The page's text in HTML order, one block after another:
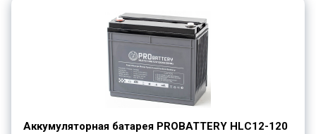
Аккумуляторная батарея PROBATTERY HLC12-120